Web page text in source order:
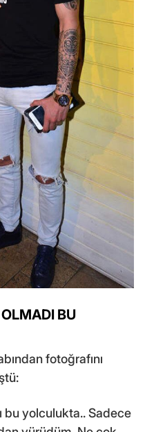
BU
fotoğrafını
bu yolculukta.. Sadece